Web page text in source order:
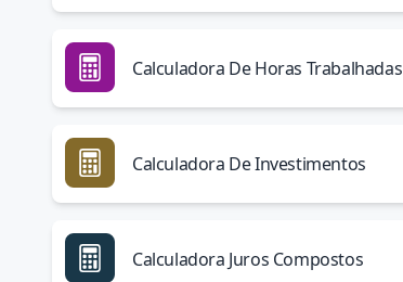
Calculadora De Horas Trabalhadas
Calculadora De Investimentos
Calculadora Juros Compostos